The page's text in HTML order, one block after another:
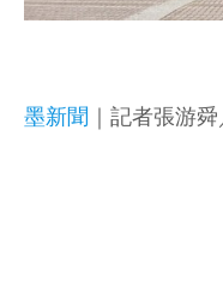
墨新聞 ｜記者張游